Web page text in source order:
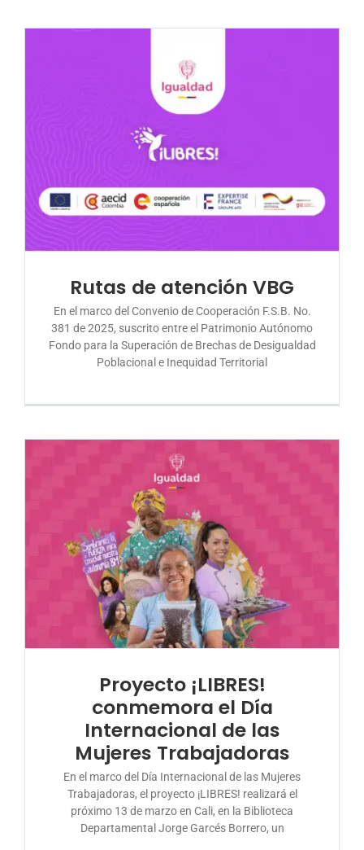
Rutas de atención VBG
En el marco del Convenio de Cooperación F.S.B. No.
381 de 2025, suscrito entre el Patrimonio Autónomo
Fondo para la Superación de Brechas de Desigualdad
Poblacional e Inequidad Territorial
Proyecto ¡LIBRES!
conmemora el Día
Internacional de las
Mujeres Trabajadoras
En el marco del Día Internacional de las Mujeres
Trabajadoras, el proyecto ¡LIBRES! realizará el
próximo 13 de marzo en Cali, en la Biblioteca
Departamental Jorge Garcés Borrero, un